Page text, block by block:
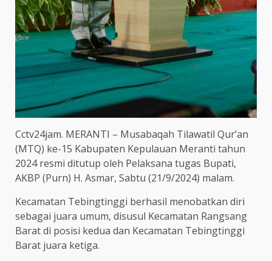
Cctv24jam. MERANTI – Musabaqah Tilawatil Qur’an
(MTQ) ke-15 Kabupaten Kepulauan Meranti tahun
2024 resmi ditutup oleh Pelaksana tugas Bupati,
AKBP (Purn) H. Asmar, Sabtu (21/9/2024) malam.
Kecamatan Tebingtinggi berhasil menobatkan diri
sebagai juara umum, disusul Kecamatan Rangsang
Barat di posisi kedua dan Kecamatan Tebingtinggi
Barat juara ketiga.